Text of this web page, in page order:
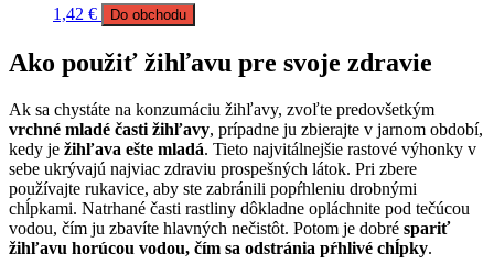
1,42 € Do obchodu
Ako použiť žihľavu pre svoje zdravie
Ak sa chystáte na konzumáciu žihľavy, zvoľte predovšetkým
vrchné mladé časti žihľavy, prípadne ju zbierajte v jarnom období,
kedy je žihľava ešte mladá. Tieto najvitálnejšie rastové výhonky v
sebe ukrývajú najviac zdraviu prospešných látok. Pri zbere
používajte rukavice, aby ste zabránili popŕhleniu drobnými
chĺpkami. Natrhané časti rastliny dôkladne opláchnite pod tečúcou
vodou, čím ju zbavíte hlavných nečistôt. Potom je dobré spariť
žihľavu horúcou vodou, čím sa odstránia pŕhlivé chĺpky.